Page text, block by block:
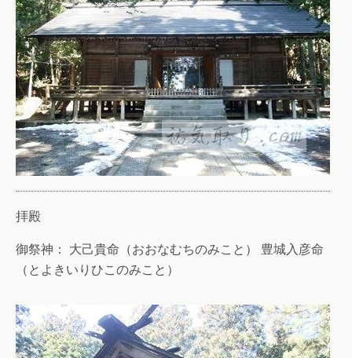
拝殿
御祭神： 大己貴命（おおなむちのみこと） 豊城入彦命
（とよきいりひこのみこと）